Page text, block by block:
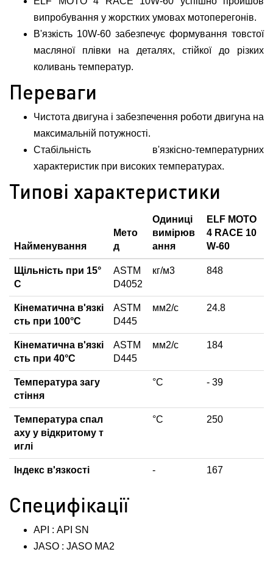
випробування у жорстких умовах мотоперегонів.
В'язкість 10W-60 забезпечує формування товстої
масляної плівки на деталях, стійкої до різких
коливань температур.
Переваги
Чистота двигуна і забезпечення роботи двигуна на
максимальній потужності.
Стабільність в'язкісно-температурних
характеристик при високих температурах.
Типові характеристики
Найменування
Мето
д
Одиниці
вимірюв
ання
ELF MOTO
4 RACE 10
W-60
Щільність при 15°
С
ASTM
D4052
кг/м3 848
Кінематична в'язкі
сть при 100°С
ASTM
D445
мм2/с 24.8
Кінематична в'язкі
сть при 40°С
ASTM
D445
мм2/с 184
Температура загу
стіння
°C - 39
Температура спал
аху у відкритому т
иглі
°C 250
Індекс в'язкості - 167
Специфікації
API : API SN
JASO : JASO MA2